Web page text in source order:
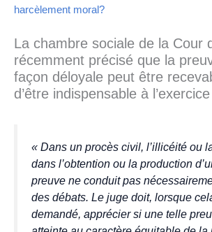
harcèlement moral?
La chambre sociale de la Cour
récemment précisé que la
façon déloyale peut être
d’être indispensable à
« Dans un procès civil, l’illicéité ou
dans l’obtention ou la production
preuve ne conduit pas
des débats. Le juge doit, lorsque
demandé, apprécier si une telle